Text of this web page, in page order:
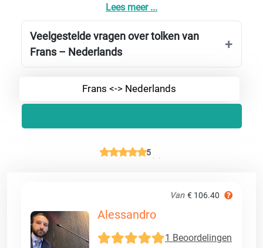
Lees meer ...
Veelgestelde vragen over tolken van
Frans – Nederlands
Frans <-> Nederlands
5
Van € 106.40
Alessandro
1 Beoordelingen